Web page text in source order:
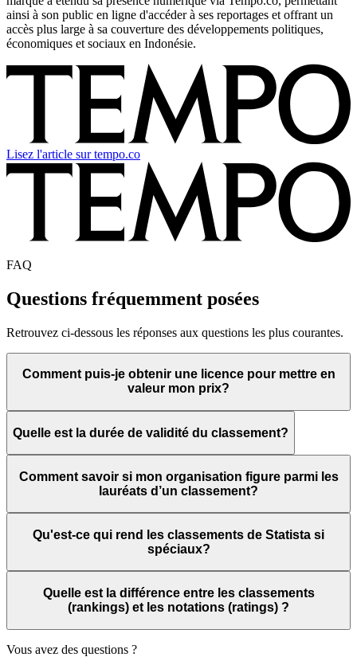
ainsi à son public en ligne d'accéder à ses reportages et offrant un
accès plus large à sa couverture des développements politiques,
économiques et sociaux en Indonésie.
Lisez l'article sur tempo.co
FAQ
Questions fréquemment posées
Retrouvez ci-dessous les réponses aux questions les plus courantes.
Comment puis-je obtenir une licence pour mettre en
valeur mon prix?
Quelle est la durée de validité du classement?
Comment savoir si mon organisation figure parmi les
lauréats d’un classement?
Qu'est-ce qui rend les classements de Statista si
spéciaux?
Quelle est la différence entre les classements
(rankings) et les notations (ratings) ?
Vous avez des questions ?